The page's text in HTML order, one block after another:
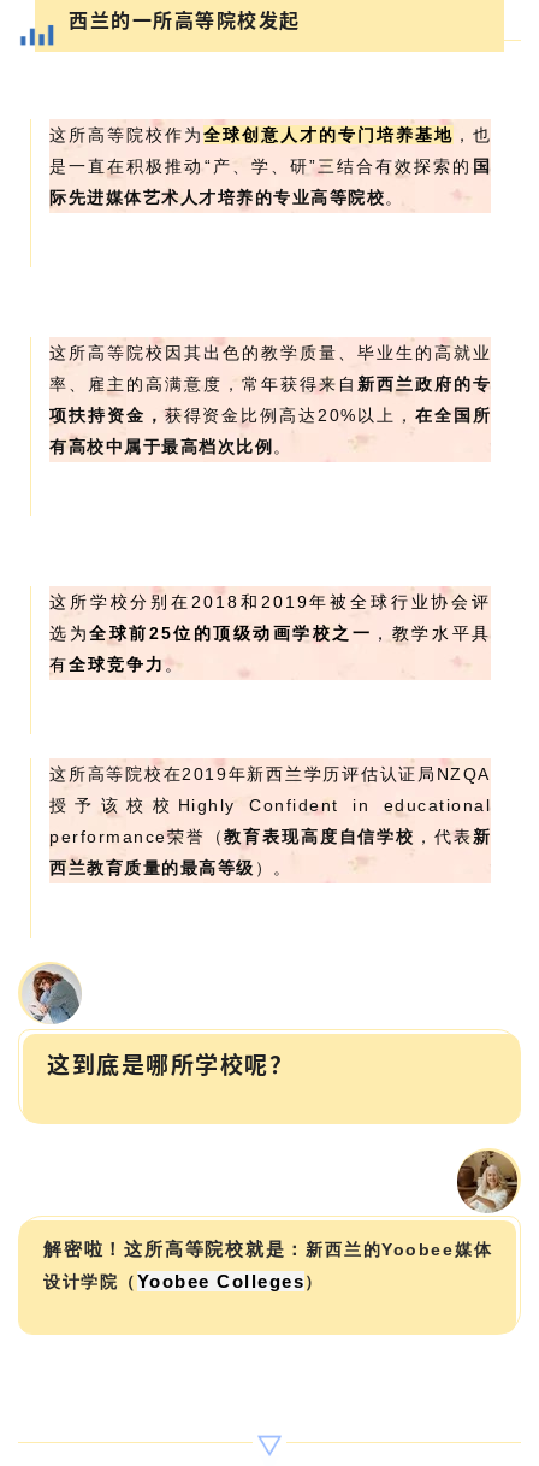
西兰的一所高等院校发起
这所高等院校作为全球创意人才的专门培养基地 ，也
是一直在积极推动“产、学、研”三结合有效探索的 国
际先进媒体艺术人才培养的专业高等院校。
这所高等院校因其出色的教学质量、毕业生的高就业
率、雇主的高满意度，常年获得来自 新西兰政府的专
项扶持资金， 获得资金比例高达20%以上， 在全国所
有高校中属于最高档次比例 。
这所学校分别在2018和2019年被全球行业协会评
选为全球前25位的顶级动画学校之一 ，教学水平具
有全球竞争力。
这所高等院校在2019年新西兰学历评估认证局NZQA
授予该校校Highly Confident in educational
performance荣誉（教育表现高度自信学校 ，代表新
西兰教育质量的最高等级 ）。
这到底是哪所学校呢？
解密啦！这所高等院校就是： 新西兰的Yoobee媒体
设计学院（Yoobee Colleges）